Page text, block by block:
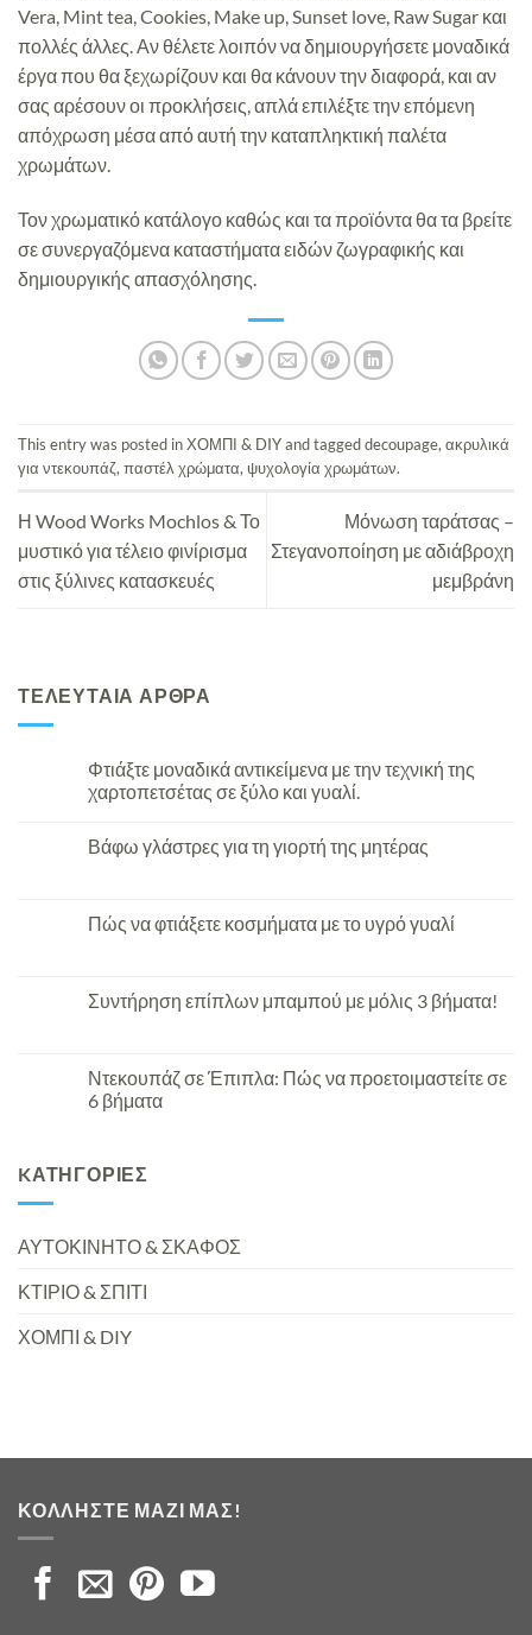
Vera, Mint tea, Cookies, Make up, Sunset love, Raw Sugar και
πολλές άλλες. Αν θέλετε λοιπόν να δημιουργήσετε μοναδικά
έργα που θα ξεχωρίζουν και θα κάνουν την διαφορά, και αν
σας αρέσουν οι προκλήσεις, απλά επιλέξτε την επόμενη
απόχρωση μέσα από αυτή την καταπληκτική παλέτα
χρωμάτων.
Τον χρωματικό κατάλογο καθώς και τα προϊόντα θα τα βρείτε
σε συνεργαζόμενα καταστήματα ειδών ζωγραφικής και
δημιουργικής απασχόλησης.
This entry was posted inΧΟΜΠΙ & DIYand taggeddecoupage,ακρυλικά
για ντεκουπάζ,παστέλ χρώματα,ψυχολογία χρωμάτων.
Η Wood Works Mochlos & Το
μυστικό για τέλειο φινίρισμα
στις ξύλινες κατασκευές
Μόνωση ταράτσας –
Στεγανοποίηση με αδιάβροχη
μεμβράνη
ΤΕΛΕΥΤΑΙΑ ΑΡΘΡΑ
Φτιάξτε μοναδικά αντικείμενα με την τεχνική της
χαρτοπετσέτας σε ξύλο και γυαλί.
Βάφω γλάστρες για τη γιορτή της μητέρας
Πώς να φτιάξετε κοσμήματα με το υγρό γυαλί
Συντήρηση επίπλων μπαμπού με μόλις 3 βήματα!
Ντεκουπάζ σε Έπιπλα: Πώς να προετοιμαστείτε σε
6 βήματα
KΑΤΗΓΟΡΊΕΣ
ΑΥΤΟΚΙΝΗΤΟ & ΣΚΑΦΟΣ
ΚΤΙΡΙΟ & ΣΠΙΤΙ
ΧΟΜΠΙ & DIY
ΚΟΛΛΉΣΤΕ ΜΑΖΊ ΜΑΣ!